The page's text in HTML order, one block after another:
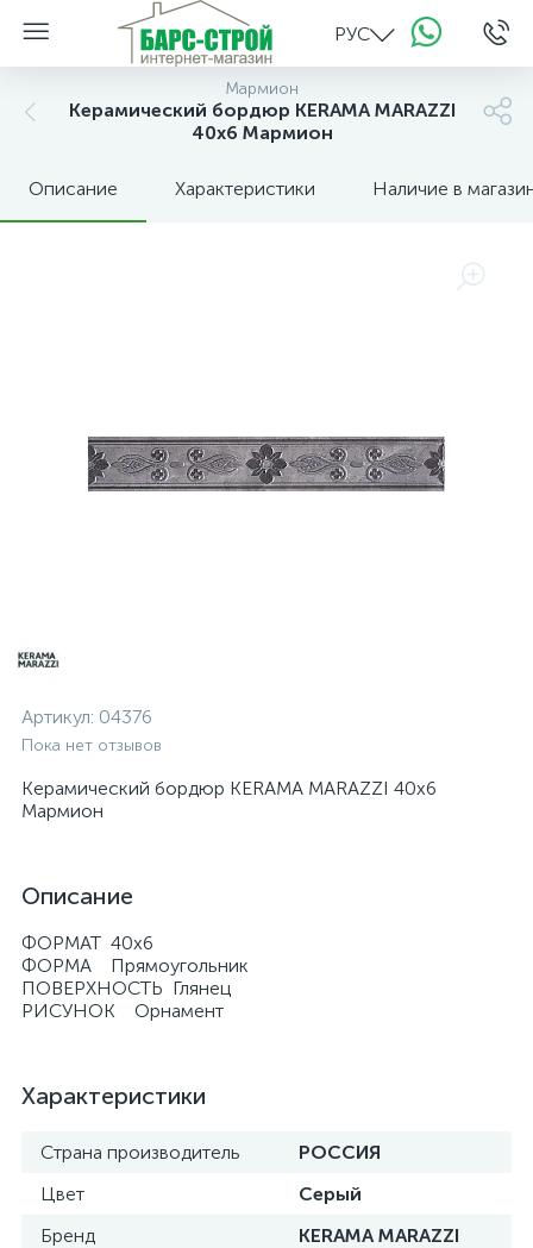
РУС
Мармион
Керамический бордюр KERAMA MARAZZI
40х6 Мармион
Описание Характеристики Наличие в
Артикул: 04376
Пока нет отзывов
Керамический бордюр KERAMA MARAZZI 40х6
Мармион
Описание
ФОРМАТ 40x6
ФОРМА Прямоугольник
ПОВЕРХНОСТЬ Глянец
РИСУНОК Орнамент
Характеристики
Страна производитель
РОССИЯ
Цвет
Серый
Бренд
KERAMA MARAZZI